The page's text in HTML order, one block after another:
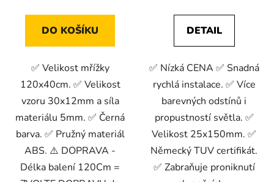
DO KOŠÍKU
✅ Velikost mřížky
120x40cm. ✅ Velikost
vzoru 30x12mm a síla
materiálu 5mm. ✅ Černá
barva. ✅ Pružný materiál
ABS. ⚠️ DOPRAVA -
Délka balení 120Cm =
DETAIL
✅ Nízká CENA ✅ Snadná
rychlá instalace. ✅ Více
barevných odstínů i
propustností světla. ✅
Velikost 25x150mm. ✅
Německý TUV certifikát.
✅ Zabraňuje proniknutí